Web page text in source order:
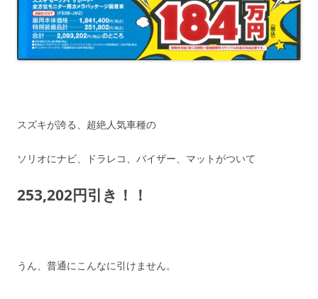
スズキが誇る、超絶人気車種の
ソリオにナビ、ドラレコ、バイザー、マットがついて
253,202円引き！！
うん、普通にこんなに引けません。